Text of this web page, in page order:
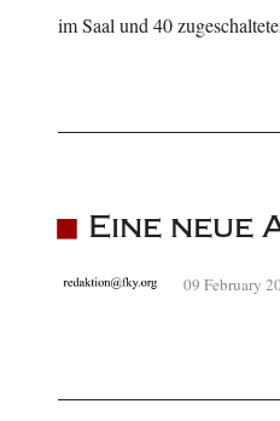
im Saal und 40
Eine neue
09 February